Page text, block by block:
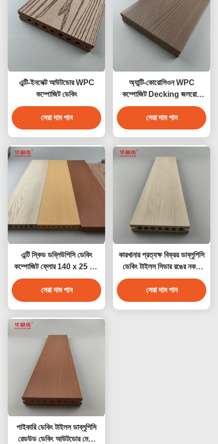
এন্টি-ইনসেক্ট আউটডোর WPC
কম্পোজিট ডেকিং
সেরা দাম পান
অ্যান্টি-কোরোসিওন WPC
কম্পোজিট Decking জলরোধী
বহিরঙ্গন বাগান মেঝে
সেরা দাম পান
এন্টি স্কিড ডব্লিউপিসি ডেকিং
কম্পোজিট ফ্লোর 140 x 25 মিমি
বাদামী কফি ধূসর সেগুন কাঠের রঙ
সেরা দাম পান
কারখানার প্রত্যক্ষ বিক্রয় ডাব্লুপিসি
ডেকিং টাইলস সিডার রঙের নকশা
ডাব্লুপিসি জলরোধী টেকসই ডেকিং
আউটডোর
সেরা দাম পান
পাইকারি ডেকিং টাইলস ডাব্লুপিসি
রেডউড ডেকিং আউটডোর মেঝে